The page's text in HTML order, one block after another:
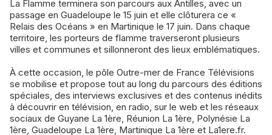
La Flamme terminera son parcours aux Antilles, avec un
passage en Guadeloupe le 15 juin et elle clôturera ce «
Relais des Océans » en Martinique le 17 juin. Dans chaque
territoire, les porteurs de flamme traverseront plusieurs
villes et communes et sillonneront des lieux emblématiques.
À cette occasion, le pôle Outre-mer de France Télévisions
se mobilise et propose tout au long du parcours des éditions
spéciales, des interviews exclusives et des contenus inédits
à découvrir en télévision, en radio, sur le web et les réseaux
sociaux de Guyane La 1ère, Réunion La 1ère, Polynésie La
1ère, Guadeloupe La 1ère, Martinique La 1ère et La1ere.fr.